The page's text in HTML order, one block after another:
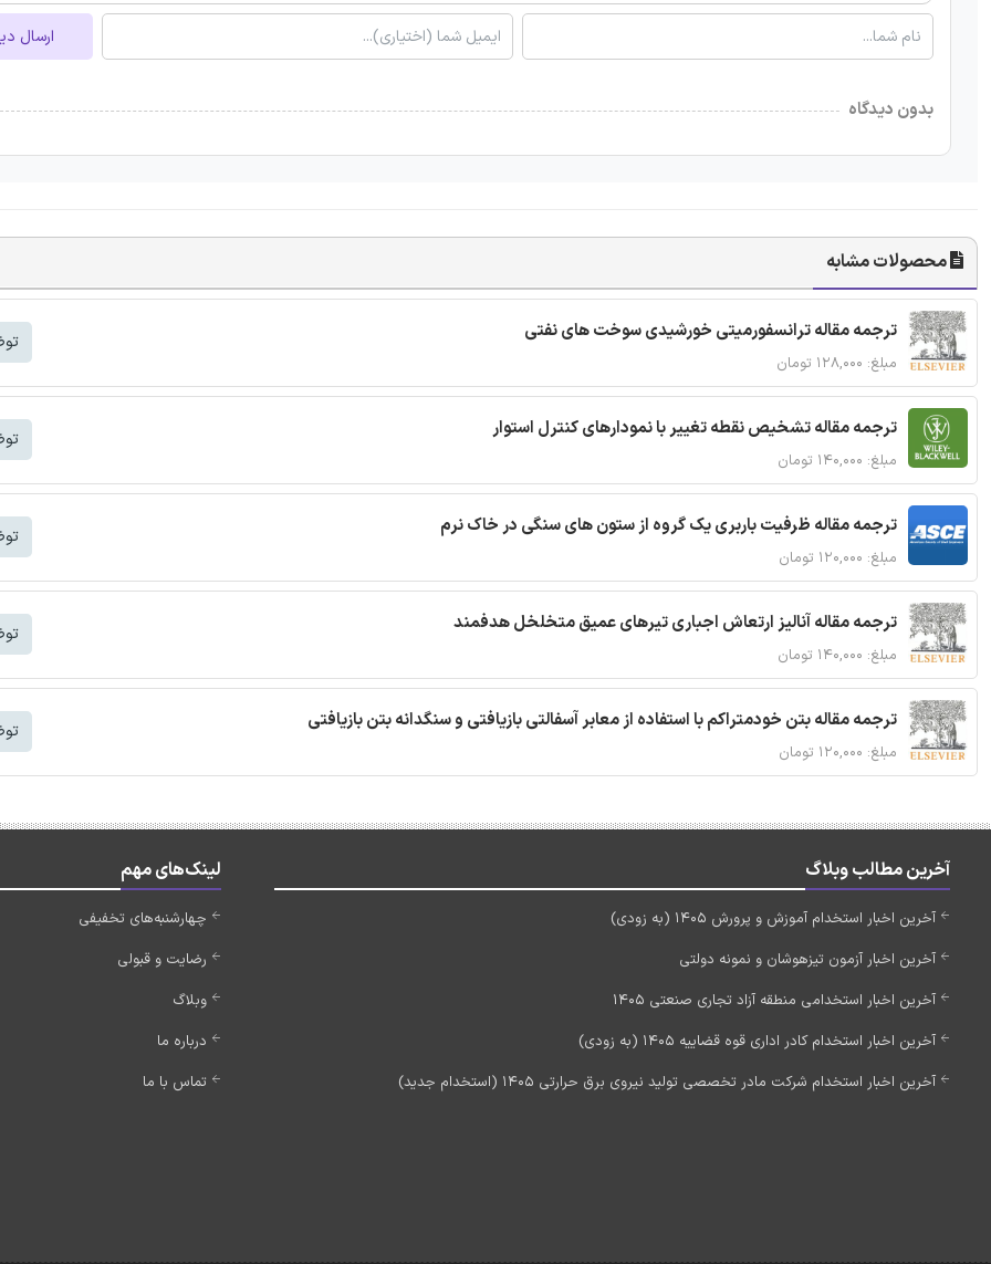
ارسال
بدون دیدگاه
محصولات مشابه
ترجمه مقاله ترانسفورمیتی خورشیدی سوخت های نفتی
مبلغ: ۱۲۸,۰۰۰ تومان
ترجمه مقاله تشخیص نقطه تغییر با نمودارهای کنترل استوار
مبلغ: ۱۴۰,۰۰۰ تومان
ترجمه مقاله ظرفیت باربری یک گروه از ستون های سنگی در خاک نرم
مبلغ: ۱۲۰,۰۰۰ تومان
ترجمه مقاله آنالیز ارتعاش اجباری تیرهای عمیق متخلخل هدفمند
مبلغ: ۱۴۰,۰۰۰ تومان
ترجمه مقاله بتن خودمتراکم با استفاده از معابر آسفالتی بازیافتی و سنگدانه بتن بازیافتی
مبلغ: ۱۲۰,۰۰۰ تومان
آخرین مطالب وبلاگ
آخرین اخبار استخدام آموزش و پرورش 1405 (به زودی)
آخرین اخبار آزمون تیزهوشان و نمونه دولتی
آخرین اخبار استخدامی منطقه آزاد تجاری صنعتی 1405
آخرین اخبار استخدام کادر اداری قوه قضاییه 1405 (به زودی)
آخرین اخبار استخدام شرکت مادر تخصصی تولید نیروی برق حرارتی 1405 (استخدام جدید)
لینک‌های مهم
چهارشنبه‌های تخفیفی
رضایت و قبولی
وبلاگ
درباره ما
تماس با ما